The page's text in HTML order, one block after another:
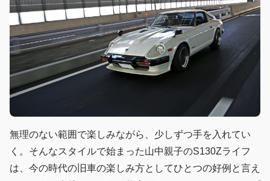
無理のない範囲で楽しみながら、少しずつ手を入れてい
く。そんなスタイルで始まった山中親子のS130Zライフ
は、今の時代の旧車の楽しみ方としてひとつの好例と言え